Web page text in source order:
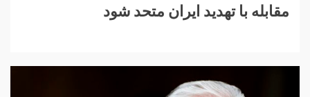
مقابله با تهدید ایران متحد شود